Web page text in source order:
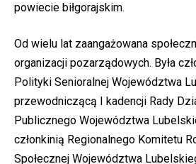
powiecie biłgorajskim.
Od wielu lat zaangażowana
organizacji pozarządowych. Była
Polityki Senioralnej Województwa
przewodniczącą I kadencji Rady
Publicznego Województwa
członkinią Regionalnego Komitetu
Społecznej Województwa